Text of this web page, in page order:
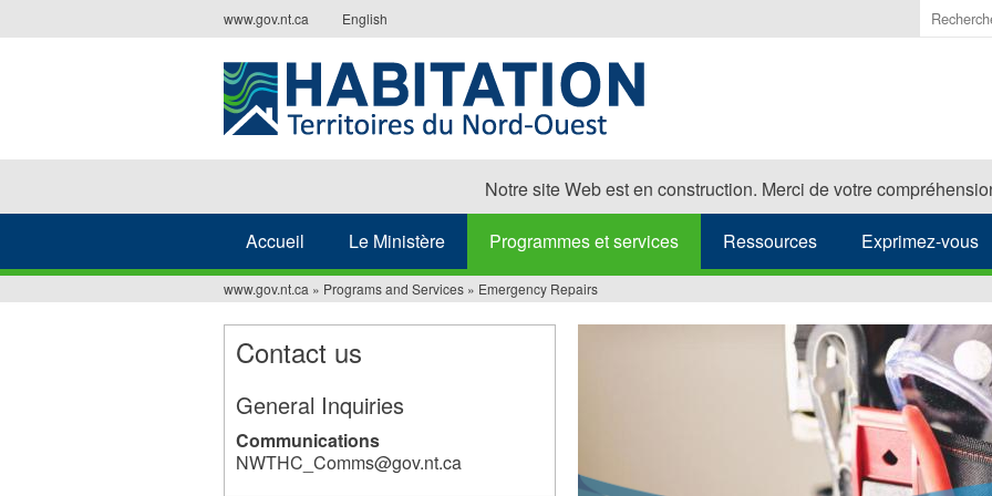
to
www.gov.nt.ca English
Saisir
les
Notre site Web est en construction. Merci de votre
Accueil Le Ministère Programmes et services Ressources Exprimez-vous
Vous
êtes
www.gov.nt.ca » Programs and Services » Emergency Repairs
Contact us
General Inquiries
Communications
NWTHC_Comms@gov.nt.ca